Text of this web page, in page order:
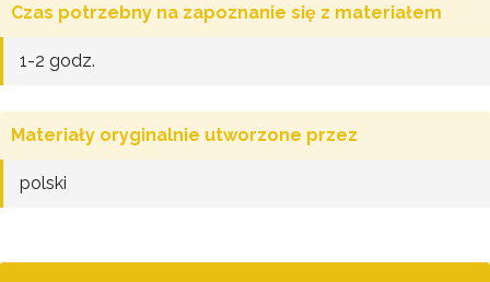
Czas potrzebny na zapoznanie się z materiałem
1-2 godz.
Materiały oryginalnie utworzone przez
polski